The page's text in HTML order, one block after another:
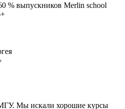
% выпускников Merlin school
Мы искали хорошие курсы